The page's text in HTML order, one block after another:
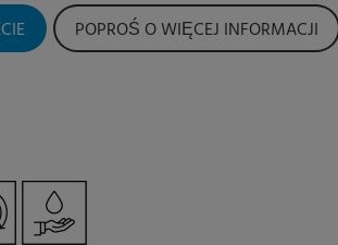
POPROŚ O WIĘCEJ INFORMACJI